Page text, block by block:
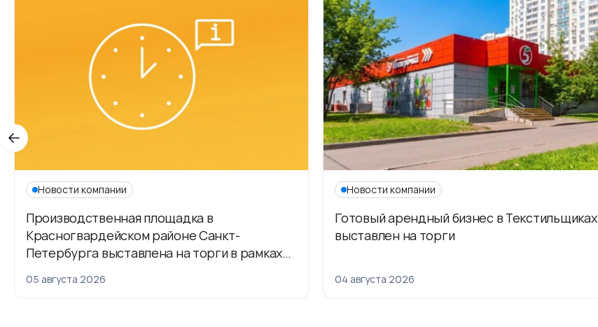
Новости компании
Производственная площадка в
Красногвардейском районе Санкт-
Петербурга выставлена на торги в рамках
05 августа 2026
Новости компании
Готовый арендный бизнес в Текстильщиках
выставлен на торги
04 августа 2026